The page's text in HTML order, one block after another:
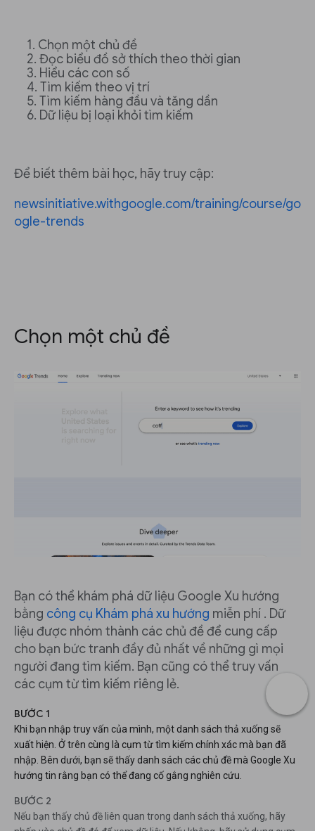
Chọn một chủ đề
Đọc biểu đồ sở thích theo thời gian
Hiểu các con số
Tìm kiếm theo vị trí
Tìm kiếm hàng đầu và tăng dần
Dữ liệu bị loại khỏi tìm kiếm
Để biết thêm bài học, hãy truy cập:
newsinitiative.withgoogle.com/training/course/go
ogle-trends
Chọn một chủ đề
Bạn có thể khám phá dữ liệu Google Xu hướng
bằng công cụ Khám phá xu hướng miễn phí . Dữ
liệu được nhóm thành các chủ đề để cung cấp
cho bạn bức tranh đầy đủ nhất về những gì mọi
người đang tìm kiếm. Bạn cũng có thể truy vấn
các cụm từ tìm kiếm riêng lẻ.
BƯỚC 1
Khi bạn nhập truy vấn của mình, một danh sách thả xuống sẽ
xuất hiện. Ở trên cùng là cụm từ tìm kiếm chính xác mà bạn đã
nhập. Bên dưới, bạn sẽ thấy danh sách các chủ đề mà Google Xu
hướng tin rằng bạn có thể đang cố gắng nghiên cứu.
BƯỚC 2
Nếu bạn thấy chủ đề liên quan trong danh sách thả xuống, hãy